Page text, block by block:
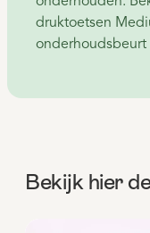
druktoetsen
onderhoudsbeurt
Bekijk hier